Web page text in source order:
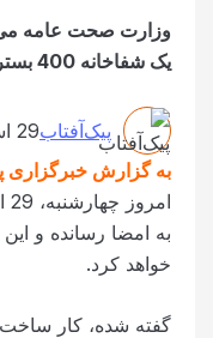
وزارت صحت عامه
یک شفاخانه 400 بستر را در ولایت قندهار می‌سازد.
پیک‌آفتاب29 اسد 1404
به گزارش خبرگزاری
به امضا رسانده و
خواهد کرد.
گفته شده، کار